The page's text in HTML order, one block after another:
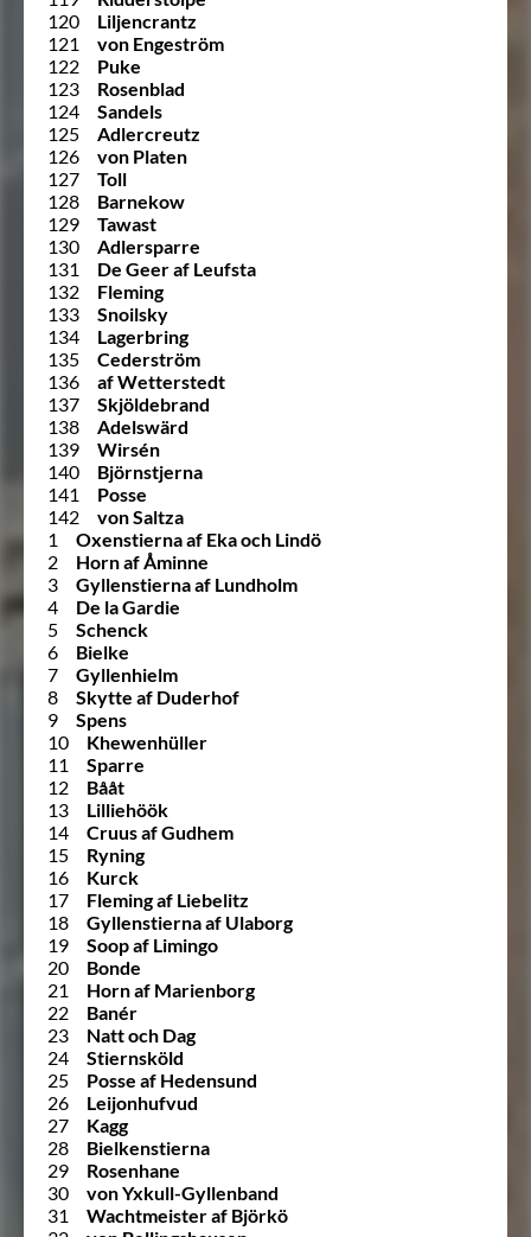
120
Liljencrantz
121
von Engeström
122
Puke
123
Rosenblad
124
Sandels
125
Adlercreutz
126
von Platen
127
Toll
128
Barnekow
129
Tawast
130
Adlersparre
131
De Geer af Leufsta
132
Fleming
133
Snoilsky
134
Lagerbring
135
Cederström
136
af Wetterstedt
137
Skjöldebrand
138
Adelswärd
139
Wirsén
140
Björnstjerna
141
Posse
142
von Saltza
1
Oxenstierna af Eka och Lindö
2
Horn af Åminne
3
Gyllenstierna af Lundholm
4
De la Gardie
5
Schenck
6
Bielke
7
Gyllenhielm
8
Skytte af Duderhof
9
Spens
10
Khewenhüller
11
Sparre
12
Bååt
13
Lilliehöök
14
Cruus af Gudhem
15
Ryning
16
Kurck
17
Fleming af Liebelitz
18
Gyllenstierna af Ulaborg
19
Soop af Limingo
20
Bonde
21
Horn af Marienborg
22
Banér
23
Natt och Dag
24
Stiernsköld
25
Posse af Hedensund
26
Leijonhufvud
27
Kagg
28
Bielkenstierna
29
Rosenhane
30
von Yxkull-Gyllenband
31
Wachtmeister af Björkö